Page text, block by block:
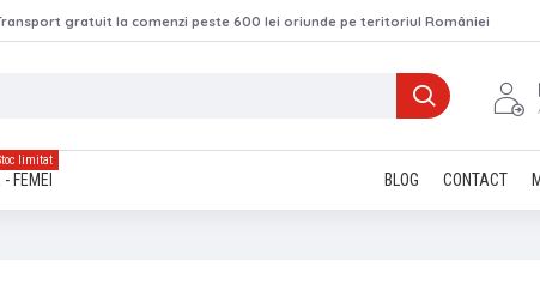
gratuit la comenzi peste 600 lei oriunde pe teritoriul României
FEMEI
limitat
BLOG CONTACT